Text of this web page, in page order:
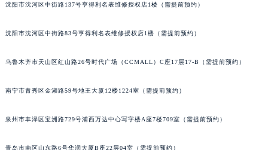
沈阳市沈河区中街路137号亨得利名表维修授权店1楼（需提前预约）
沈阳市沈河区中街路83号亨得利名表维修授权店1楼（需提前预约）
乌鲁木齐市天山区红山路26号时代广场（CCMALL）C座17层17-B（需提前预约）
南宁市青秀区金湖路59号地王大厦12楼1224室（需提前预约）
泉州市丰泽区宝洲路729号浦西万达中心写字楼A座7楼709室（需提前预约）
青岛市南区山东路6号华润大厦B座22层04室（需提前预约）